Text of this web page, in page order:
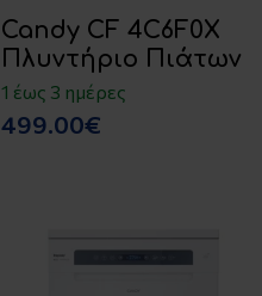
Candy CF 4C6F0X
Πλυντήριο Πιάτων
1 έως 3 ημέρες
499.00€